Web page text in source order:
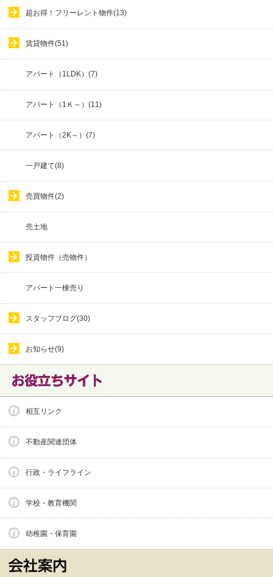
超お得！フリーレント物件(13)
賃貸物件(51)
アパート（1LDK）(7)
アパート（1Ｋ～）(11)
アパート（2K～）(7)
一戸建て(8)
売買物件(2)
売土地
投資物件（売物件）
アパート一棟売り
スタッフブログ(30)
お知らせ(9)
相互リンク
不動産関連団体
行政・ライフライン
学校・教育機関
幼稚園・保育園